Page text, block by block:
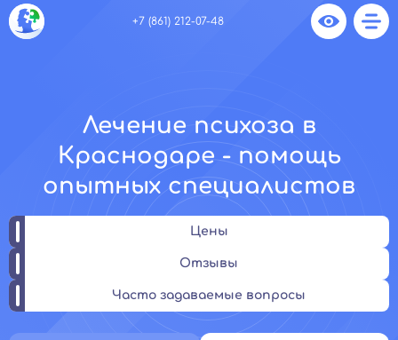
+7 (861) 212-07-48
Лечение психоза в
Краснодаре - помощь
опытных специалистов
Цены
Отзывы
Часто задаваемые вопросы